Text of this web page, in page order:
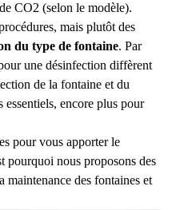
CO2 (selon le modèle).
mais plutôt des
du type de fontaine. Par
une désinfection diffèrent
de la fontaine et du
encore plus pour
pour vous apporter le
pourquoi nous proposons des
maintenance des fontaines et